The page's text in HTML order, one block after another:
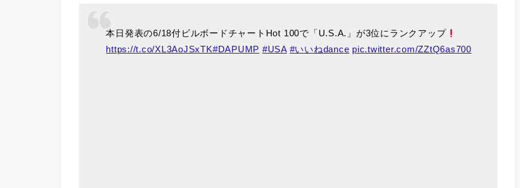
本日発表の6/18付ビルボードチャートHot 100で「U.S.A.」が3位にランクアップ
https://t.co/XL3AoJSxTK#DAPUMP #USA #いいねdance pic.twitter.com/ZZtQ6as700